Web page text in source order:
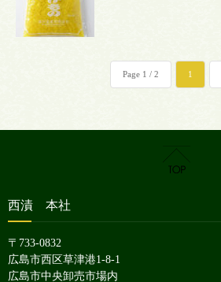
Page 1 / 2 1
西漬 本社
〒733-0832
広島市西区草津港1-8-1
広島市中央卸売市場内